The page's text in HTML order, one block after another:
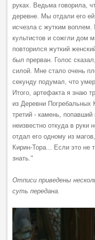
руках. Ведьма говорила,
деревне. Мы отдали его
исчезла с жутким
культистов и сожгли дом
повторился жуткий
был прерван. Голос
силой. Мне стало очень
секунду подумал, что
Итого, артефакта я знаю
из Деревни Погребальных
третий - камень,
неизвестно откуда в
отдал его одному из
Кирин-Тора... Если это не
знать."
Отписи приведены
суть передана.